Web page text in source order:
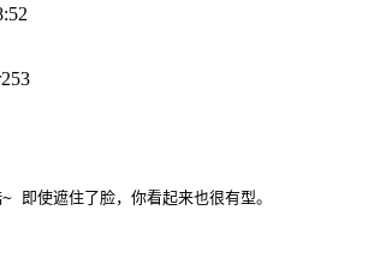
即使遮住了脸，你看起来也很有型。